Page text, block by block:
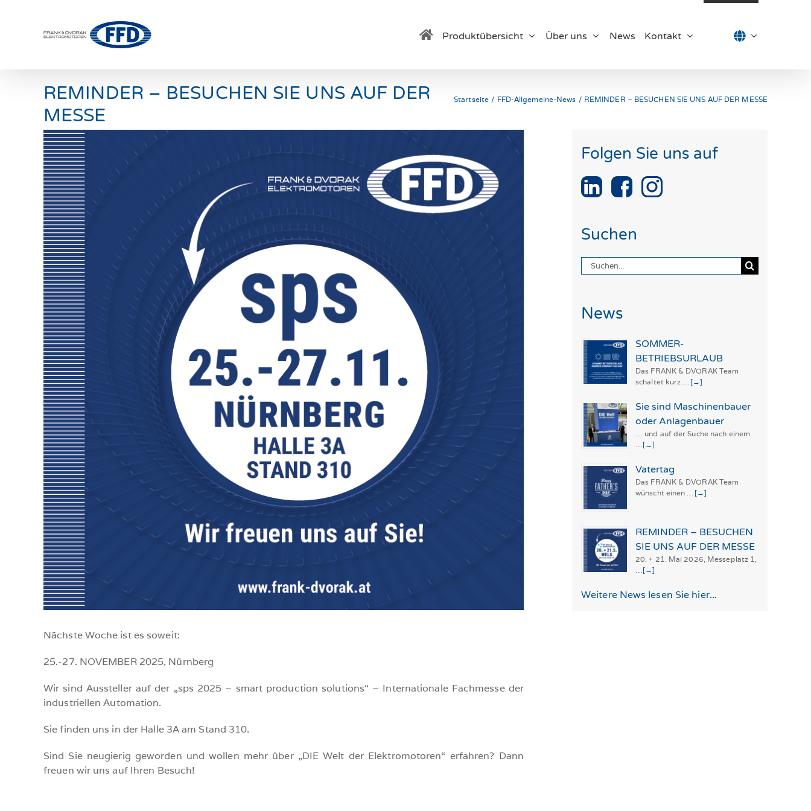
Produktübersicht Über uns News Kontakt
REMINDER – BESUCHEN SIE UNS AUF DER
MESSE
Startseite FFD-Allgemeine-News REMINDER – BESUCHEN SIE UNS AUF DER MESSE
Zeige
grösseres
Bild
Nächste Woche ist es soweit:
25.-27. NOVEMBER 2025, Nürnberg
Wir sind Aussteller auf der „sps 2025 – smart production solutions“ – Internationale Fachmesse der
industriellen Automation.
Sie finden uns in der Halle 3A am Stand 310.
Sind Sie neugierig geworden und wollen mehr über „DIE Welt der Elektromotoren“ erfahren? Dann
freuen wir uns auf Ihren Besuch!
Folgen Sie uns auf
Suchen
Suche
nach:
News
SOMMER-
BETRIEBSURLAUB
Das FRANK & DVORAK Team
schaltet kurz … [→]
Sie sind Maschinenbauer
oder Anlagenbauer
… und auf der Suche nach einem
[→]
Vatertag
Das FRANK & DVORAK Team
wünscht einen … [→]
REMINDER – BESUCHEN
SIE UNS AUF DER MESSE
20. + 21. Mai 2026, Messeplatz 1,
[→]
Weitere News lesen Sie hier...